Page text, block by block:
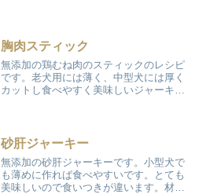
胸肉スティック
無添加の鶏むね肉のスティックのレシピ
です。老犬用には薄く、中型犬には厚く
カットし食べやすく美味しいジャーキー
砂肝ジャーキー
無添加の砂肝ジャーキーです。小型犬で
も薄めに作れば食べやすいです。とても
美味しいので食いつきが違います。材料 :